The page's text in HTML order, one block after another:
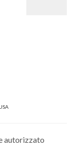
autorizzato